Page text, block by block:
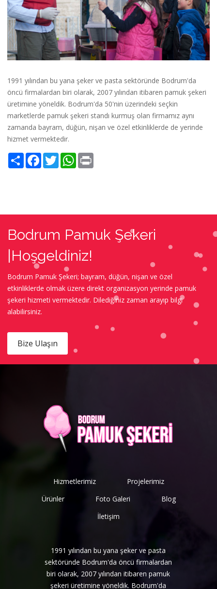
1991 yılından bu yana şeker ve pasta sektöründe Bodrum'da
öncü firmalardan biri olarak, 2007 yılından itibaren pamuk şekeri
üretimine yöneldik. Bodrum'da 50'nin üzerindeki seçkin
marketlerde pamuk şekeri standı kurmuş olan firmamız aynı
zamanda bayram, düğün, nişan ve özel etkinliklerde de yerinde
hizmet vermektedir.
Share Facebook
TwitterWhatsApp
Bodrum Pamuk Şekeri
|Hoşgeldiniz!
Bodrum Pamuk Şekeri; bayram, düğün, nişan ve özel
etkinliklerde olmak üzere direkt organizasyon yerinde pamuk
şekeri hizmeti vermektedir. Dilediğiniz zaman arayıp bilgi
alabilirsiniz.
Bize Ulaşın
Hizmetlerimiz
Projelerimiz
Ürünler
Foto Galeri
Blog
İletişim
1991 yılından bu yana şeker ve pasta
sektöründe Bodrum'da öncü firmalardan
biri olarak, 2007 yılından itibaren pamuk
şekeri üretimine yöneldik. Bodrum'da